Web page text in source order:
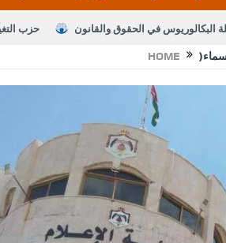
حزب البكالوريوس في الحقوق والقانون
بيان اجتماع عمّان:دعم الوصاية
النواب على شراكة فاعلة مع الإعلام
دعوة المكلفين بخدمة من رفاق السلاح
القاضي
HOME